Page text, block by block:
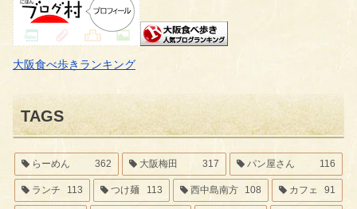
大阪食べ歩きランキング
TAGS
らーめん 362 大阪梅田 317 パン屋さん 116
ランチ 113 つけ麺 113 西中島南方 108 カフェ 91